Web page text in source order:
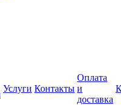
Услуги Контакты
Оплата
и
доставка